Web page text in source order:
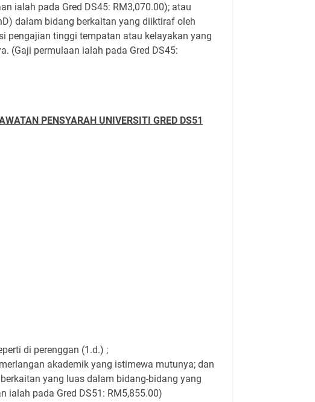
ialah pada Gred DS45: RM3,070.00); atau
dalam bidang berkaitan yang diiktiraf oleh
pengajian tinggi tempatan atau kelayakan yang
(Gaji permulaan ialah pada Gred DS45:
PENSYARAH UNIVERSITI GRED DS51
di perenggan (1.d.) ;
akademik yang istimewa mutunya; dan
yang luas dalam bidang-bidang yang
ialah pada Gred DS51: RM5,855.00)